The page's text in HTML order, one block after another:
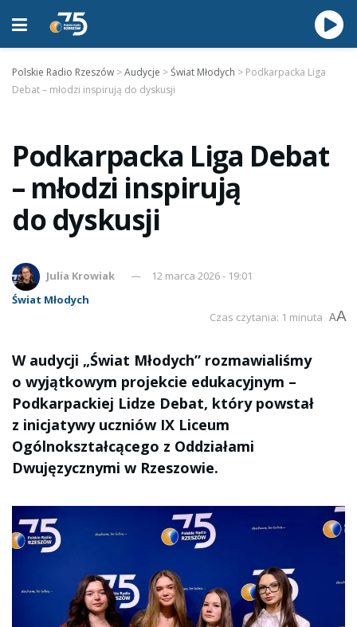
Polskie Radio Rzeszów >Audycje >Świat Młodych > Podkarpacka Liga
Debat – młodzi inspirują do dyskusji
Podkarpacka Liga Debat
– młodzi inspirują
do dyskusji
Julia Krowiak
12 marca 2026 - 19:01
Świat Młodych
Czas czytania: 1 minuta AA
W audycji „Świat Młodych” rozmawialiśmy
o wyjątkowym projekcie edukacyjnym –
Podkarpackiej Lidze Debat, który powstał
z inicjatywy uczniów IX Liceum
Ogólnokształcącego z Oddziałami
Dwujęzycznymi w Rzeszowie.